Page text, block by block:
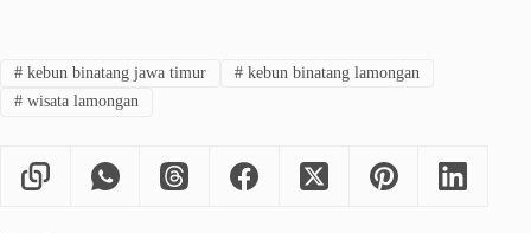
#kebun binatang jawa timur #kebun binatang lamongan
#wisata lamongan